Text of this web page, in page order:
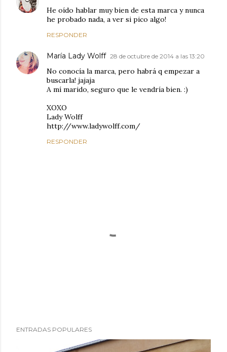
He oído hablar muy bien de esta marca y nunca
he probado nada, a ver si pico algo!
RESPONDER
María Lady Wolff 28 de octubre de 2014 a las 13:20
No conocía la marca, pero habrá q empezar a
buscarla! jajaja
A mí marido, seguro que le vendría bien. :)
XOXO
Lady Wolff
http://www.ladywolff.com/
RESPONDER
u
ENTRADAS POPULARES